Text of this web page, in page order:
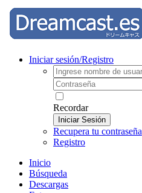
Iniciar sesión/Registro
Recordar
Iniciar Sesión
Recupera tu contraseña
Registro
Inicio
Búsqueda
Descargas